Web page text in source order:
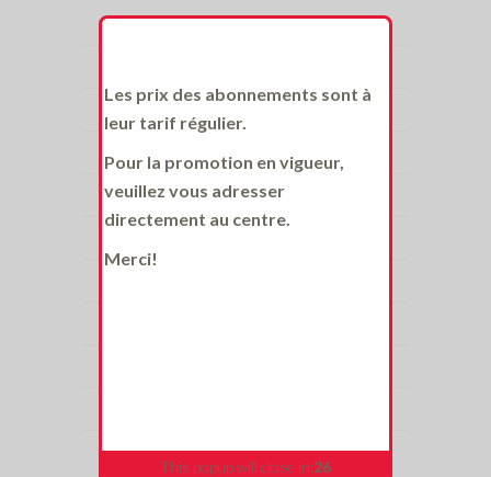
Actualité
Santé et entrainement
This popup will close in:25
Les prix des abonnements sont à
leur tarif régulier.
Pour la promotion en vigueur,
veuillez vous adresser
directement au centre.
Merci!